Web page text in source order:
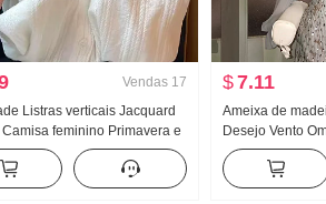
Vendas 17
Listras verticais Jacquard
Camisa feminino Primavera e
Sentido Solto Elegância
Manga longa Camisa
Solar Top
$7.11
Ameixa de
Desejo Vento
Pescoço
chiffon Feminino
Conjunto de saia